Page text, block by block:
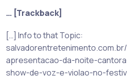
… [Trackback]
[…] Info to that Topic:
apresentacao-da-noite-
show-de-voz-e-violao-no-